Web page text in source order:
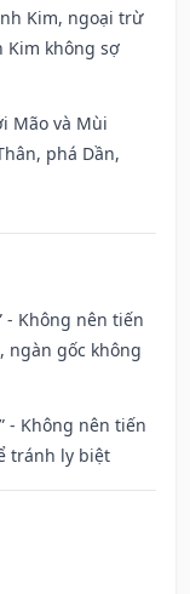
Kim, ngoại trừ
Kim không sợ
Mão và Mùi
phá Dần,
- Không nên tiến
ngàn gốc không
- Không nên tiến
tránh ly biệt